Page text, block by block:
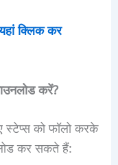
क्लिक कर
करें?
स्टेप्स को फॉलो करके
कर सकते हैं: